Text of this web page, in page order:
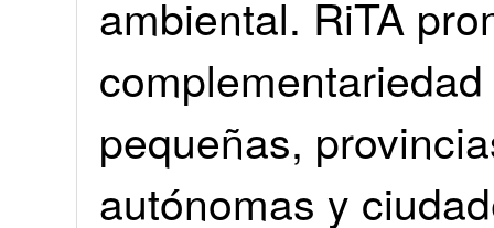
ambiental. RiTA
pequeñas,
autónomas y